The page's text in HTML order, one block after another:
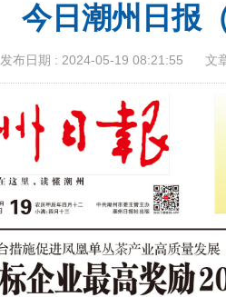
今日潮州日报
发布日期 : 2024-05-19 08:21:55 文